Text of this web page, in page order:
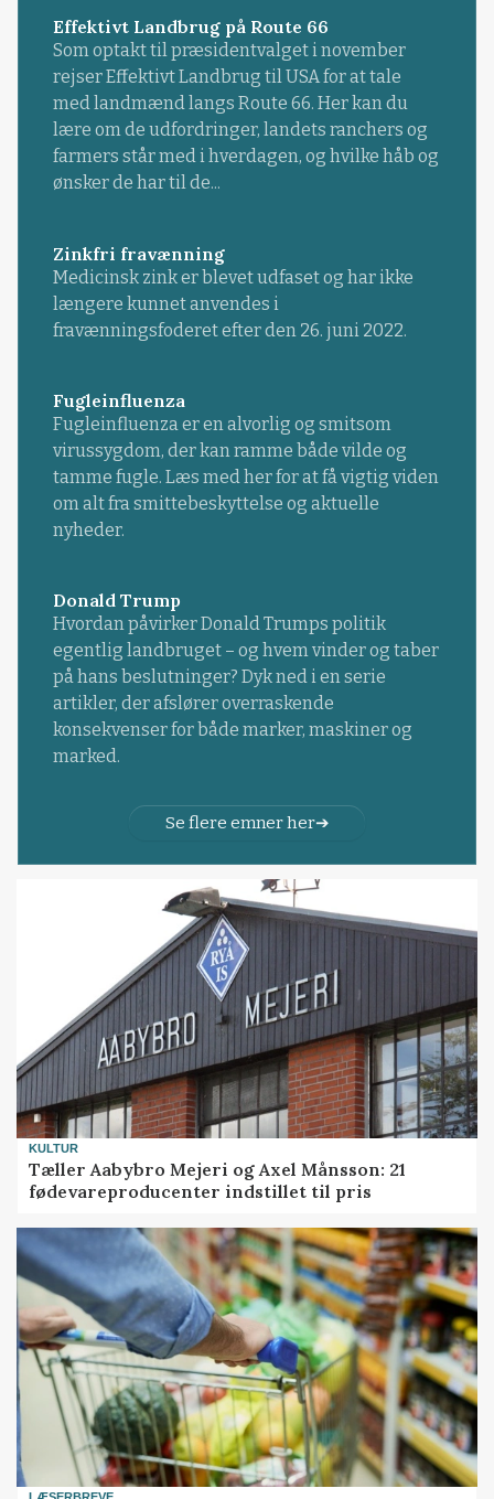
Effektivt Landbrug på Route 66
Som optakt til præsidentvalget i november
rejser Effektivt Landbrug til USA for at tale
med landmænd langs Route 66. Her kan du
lære om de udfordringer, landets ranchers og
farmers står med i hverdagen, og hvilke håb og
ønsker de har til de...
Zinkfri fravænning
Medicinsk zink er blevet udfaset og har ikke
længere kunnet anvendes i
fravænningsfoderet efter den 26. juni 2022.
Fugleinfluenza
Fugleinfluenza er en alvorlig og smitsom
virussygdom, der kan ramme både vilde og
tamme fugle. Læs med her for at få vigtig viden
om alt fra smittebeskyttelse og aktuelle
nyheder.
Donald Trump
Hvordan påvirker Donald Trumps politik
egentlig landbruget – og hvem vinder og taber
på hans beslutninger? Dyk ned i en serie
artikler, der afslører overraskende
konsekvenser for både marker, maskiner og
marked.
Se flere emner her
KULTUR
Tæller Aabybro Mejeri og Axel Månsson: 21
fødevareproducenter indstillet til pris